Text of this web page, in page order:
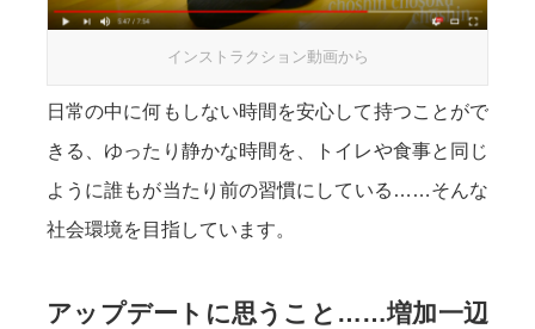
インストラクション動画から
日常の中に何もしない時間を安心して持つことがで
きる、ゆったり静かな時間を、トイレや食事と同じ
ように誰もが当たり前の習慣にしている……そんな
社会環境を目指しています。
アップデートに思うこと……増加一辺